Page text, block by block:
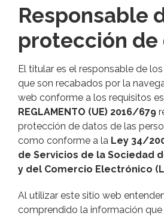
Responsable
protección de
El titular es el responsable de
que son recabados por la
web conforme a los requisitos
REGLAMENTO (UE) 2016/679
protección de datos de las
como conforme a la Ley 34/
de Servicios de la Sociedad
y del Comercio Electrónico
Al utilizar este sitio web
comprendido la información que